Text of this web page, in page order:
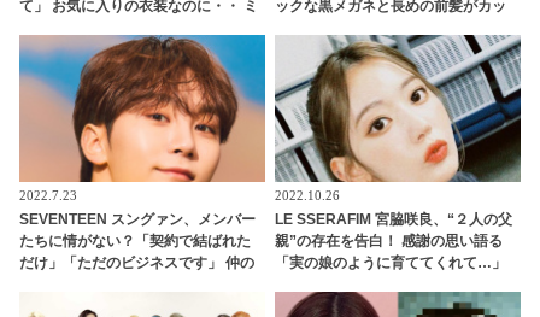
て」 お気に入りの衣装なのに・・ ミ
ックな黒メガネと長めの前髪がカッ
美貌にくぎづけ「色気ヤバい」
2022.7.23
SEVENTEEN スングァン、メンバー
たちに情がない？「契約で結ばれた
だけ」「ただのビジネスです」 仲の
は・・？ 持ち前のバラエティセンス
2022.10.26
LE SSERAFIM 宮脇咲良、“２人の父
親”の存在を告白！ 感謝の思い語る
「実の娘のように育ててくれて…」
ティブな話題にも臆せず堂々とした